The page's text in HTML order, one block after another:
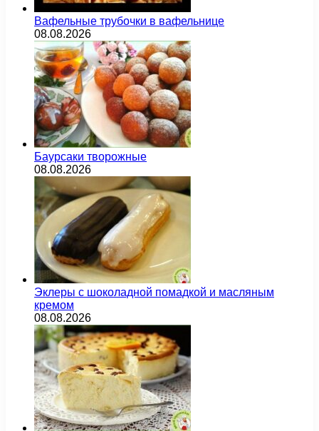
Вафельные трубочки в вафельнице
08.08.2026
Баурсаки творожные
08.08.2026
Эклеры с шоколадной помадкой и масляным
кремом
08.08.2026